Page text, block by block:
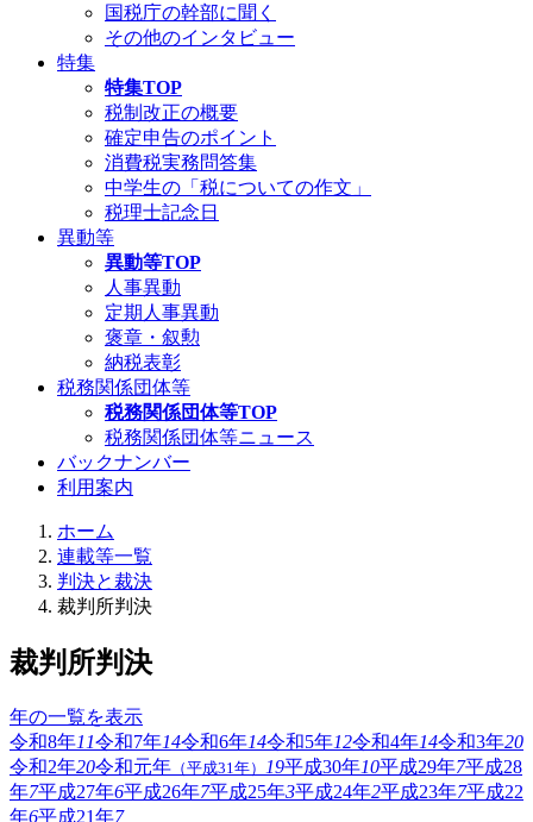
国税庁の幹部に聞く
その他のインタビュー
特集
特集TOP
税制改正の概要
確定申告のポイント
消費税実務問答集
中学生の「税についての作文」
税理士記念日
異動等
異動等TOP
人事異動
定期人事異動
褒章・叙勲
納税表彰
税務関係団体等
税務関係団体等TOP
税務関係団体等ニュース
バックナンバー
利用案内
ホーム
連載等一覧
判決と裁決
裁判所判決
裁判所判決
年の一覧を表示
令和8年11令和7年14令和6年14令和5年12令和4年14令和3年20
令和2年20令和元年 （平成31年） 19平成30年10平成29年7平成28
年7平成27年6平成26年7平成25年3平成24年2平成23年7平成22
年6平成21年7